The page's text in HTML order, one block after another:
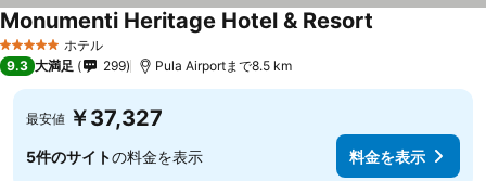
5 ホテルのランク
ホテル
Monumenti Heritage Hotel & Resort
9.3 大満足 299 Pula Airportまで8.5 km
最安値 ￥37,327
5件のサイトの料金を表示 料金を表示